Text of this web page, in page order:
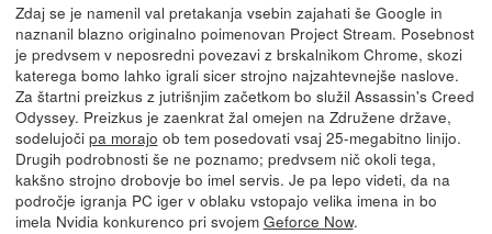
Zdaj se je namenil val pretakanja vsebin zajahati še Google in
naznanil blazno originalno poimenovan Project Stream. Posebnost
je predvsem v neposredni povezavi z brskalnikom Chrome, skozi
katerega bomo lahko igrali sicer strojno najzahtevnejše naslove.
Za štartni preizkus z jutrišnjim začetkom bo služil Assassin's Creed
Odyssey. Preizkus je zaenkrat žal omejen na Združene države,
sodelujoči pa morajo ob tem posedovati vsaj 25-megabitno linijo.
Drugih podrobnosti še ne poznamo; predvsem nič okoli tega,
kakšno strojno drobovje bo imel servis. Je pa lepo videti, da na
področje igranja PC iger v oblaku vstopajo velika imena in bo
imela Nvidia konkurenco pri svojem Geforce Now.